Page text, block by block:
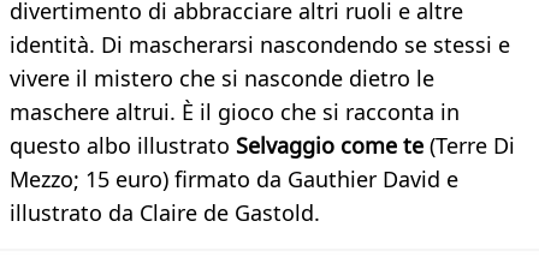
divertimento di abbracciare altri ruoli e altre
identità. Di mascherarsi nascondendo se stessi e
vivere il mistero che si nasconde dietro le
maschere altrui. È il gioco che si racconta in
questo albo illustrato Selvaggio come te (Terre Di
Mezzo; 15 euro) firmato da Gauthier David e
illustrato da Claire de Gastold.